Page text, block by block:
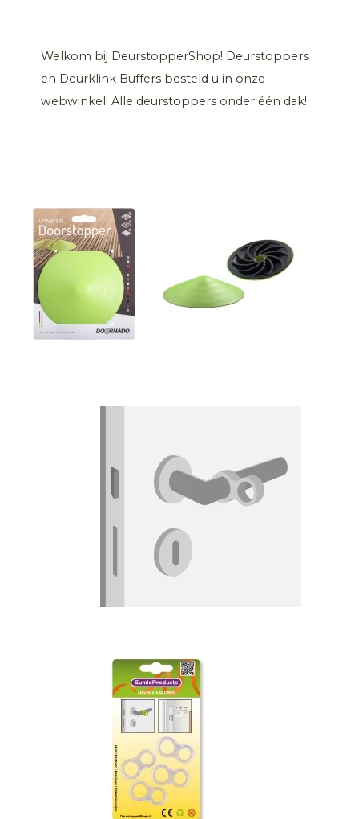
Welkom bij DeurstopperShop! Deurstoppers
en Deurklink Buffers besteld u in onze
webwinkel! Alle deurstoppers onder één dak!